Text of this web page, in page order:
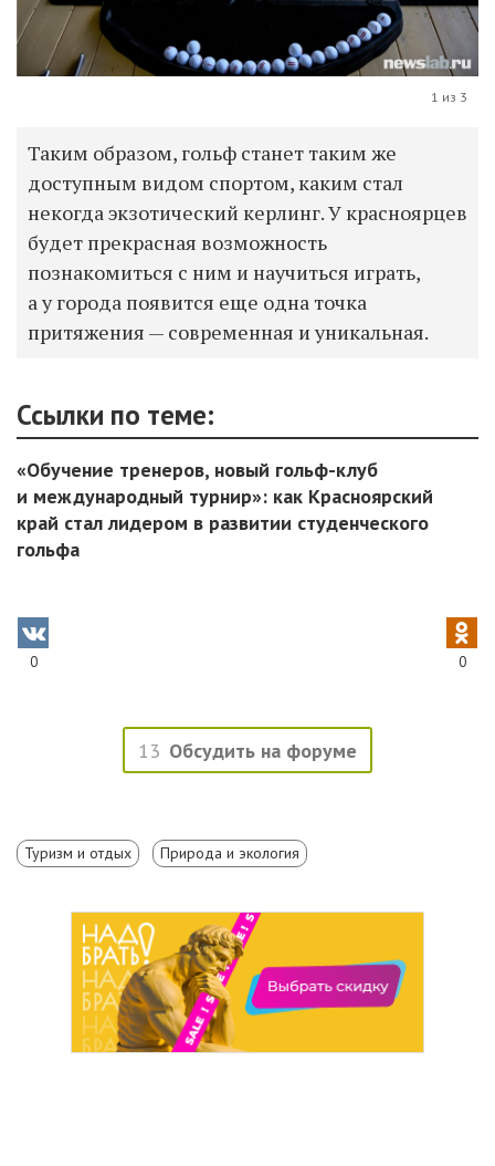
1 из 3
Таким образом, гольф станет таким же
доступным видом спортом, каким стал
некогда экзотический керлинг. У красноярцев
будет прекрасная возможность
познакомиться с ним и научиться играть,
а у города появится еще одна точка
притяжения — современная и уникальная.
Ссылки по теме:
«Обучение тренеров, новый гольф-клуб
и международный турнир»: как Красноярский
край стал лидером в развитии студенческого
гольфа
0 0
13 Обсудить на форуме
Туризм и отдых Природа и экология